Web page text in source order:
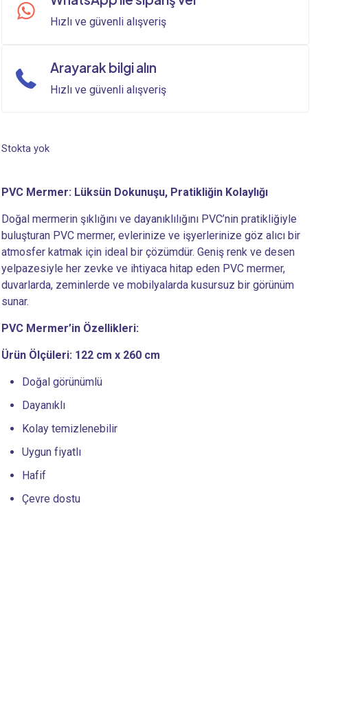
1.800,00₺.
Hızlı ve güvenli alışveriş
Arayarak bilgi alın
Hızlı ve güvenli alışveriş
Stokta yok
PVC Mermer: Lüksün Dokunuşu, Pratikliğin Kolaylığı
Doğal mermerin şıklığını ve dayanıklılığını PVC’nin pratikliğiyle
buluşturan PVC mermer, evlerinize ve işyerlerinize göz alıcı bir
atmosfer katmak için ideal bir çözümdür. Geniş renk ve desen
yelpazesiyle her zevke ve ihtiyaca hitap eden PVC mermer,
duvarlarda, zeminlerde ve mobilyalarda kusursuz bir görünüm
sunar.
PVC Mermer’in Özellikleri:
Ürün Ölçüleri: 122 cm x 260 cm
Doğal görünümlü
Dayanıklı
Kolay temizlenebilir
Uygun fiyatlı
Hafif
Çevre dostu